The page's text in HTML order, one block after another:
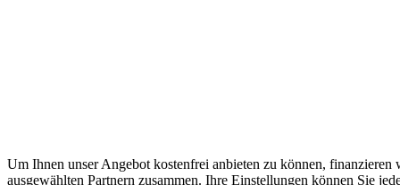
Um Ihnen unser Angebot kostenfrei anbieten zu können,
ausgewählten Partnern zusammen. Ihre Einstellungen können Sie